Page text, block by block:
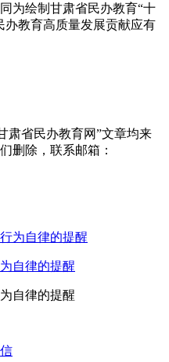
为绘制甘肃省民办教育“十
办教育高质量发展贡献应有
肃省民办教育网”文章均来
删除，联系邮箱：
自律的提醒
自律的提醒